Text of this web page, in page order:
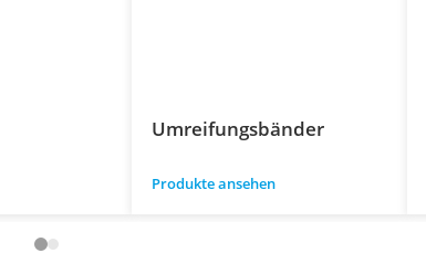
Umreifungsbänder
Produkte ansehen